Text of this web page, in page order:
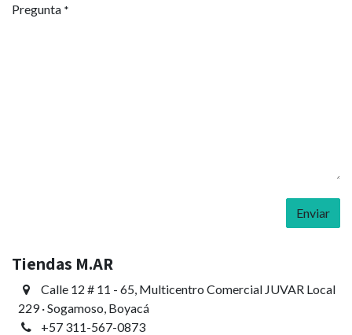
Pregunta *
Enviar
Tiendas M.AR
Calle 12 # 11 - 65, Multicentro Comercial JUVAR Local
229 · Sogamoso, Boyacá
+57 311-567-0873